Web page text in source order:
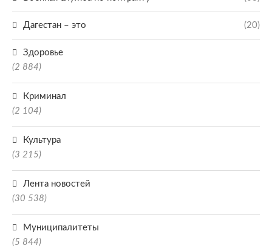
Дагестан – это (20)
Здоровье
(2 884)
Криминал
(2 104)
Культура
(3 215)
Лента новостей
(30 538)
Муниципалитеты
(5 844)